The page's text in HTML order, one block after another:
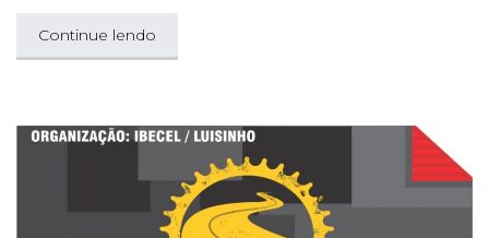
Continue lendo